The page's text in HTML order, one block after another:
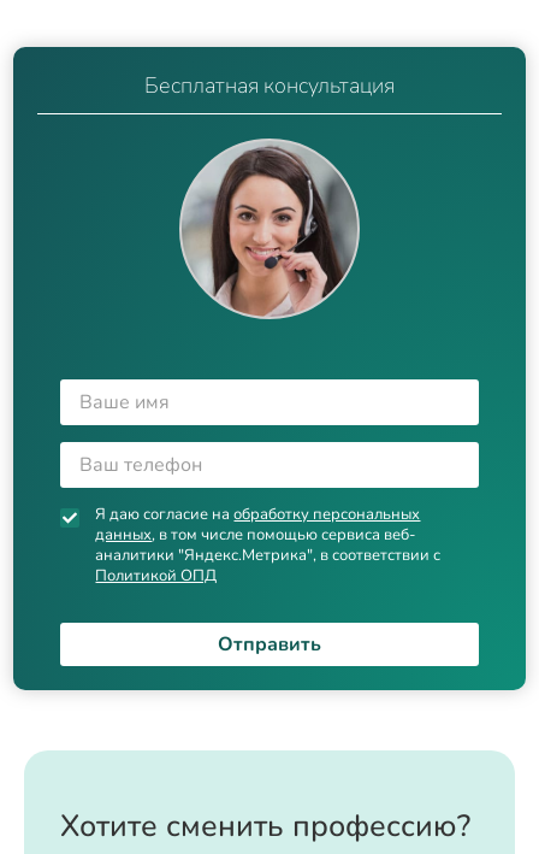
Бесплатная консультация
Я даю согласие наобработку персональных
данных, в том числе помощью сервиса веб-
аналитики "Яндекс.Метрика", в соответствии с
Политикой ОПД
Отправить
Хотите сменить профессию?